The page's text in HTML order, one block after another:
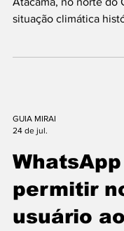
Por Guia Miraí A
Atacama, no norte do
apenas quatro dias,
significativos em
exceção por
Huasco. Segundo
autoridades e pela
24 de jul.
permitir